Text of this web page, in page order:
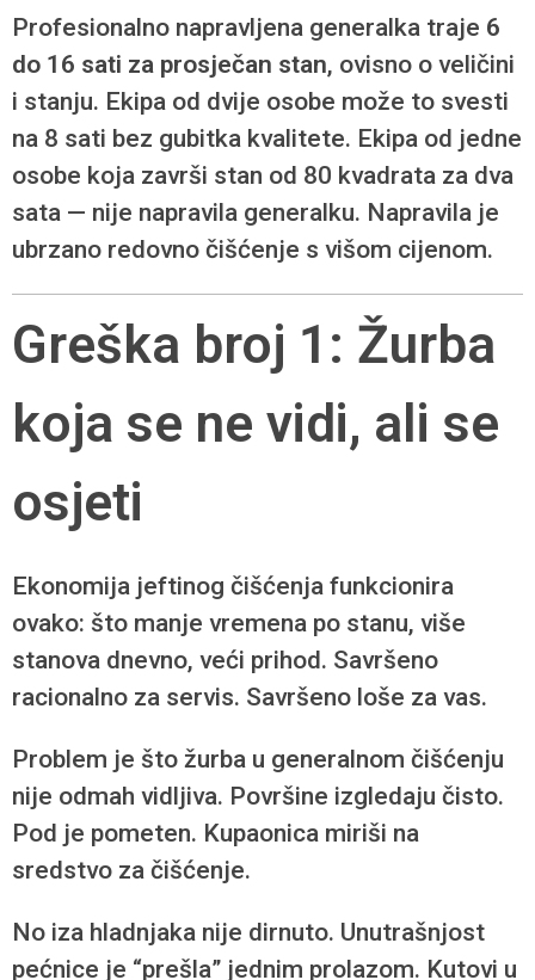
Profesionalno napravljena generalka traje 6
do 16 sati za prosječan stan, ovisno o veličini
i stanju. Ekipa od dvije osobe može to svesti
na 8 sati bez gubitka kvalitete. Ekipa od jedne
osobe koja završi stan od 80 kvadrata za dva
sata — nije napravila generalku. Napravila je
ubrzano redovno čišćenje s višom cijenom.
Greška broj 1: Žurba
koja se ne vidi, ali se
osjeti
Ekonomija jeftinog čišćenja funkcionira
ovako: što manje vremena po stanu, više
stanova dnevno, veći prihod. Savršeno
racionalno za servis. Savršeno loše za vas.
Problem je što žurba u generalnom čišćenju
nije odmah vidljiva. Površine izgledaju čisto.
Pod je pometen. Kupaonica miriši na
sredstvo za čišćenje.
No iza hladnjaka nije dirnuto. Unutrašnjost
pećnice je “prešla” jednim prolazom. Kutovi u